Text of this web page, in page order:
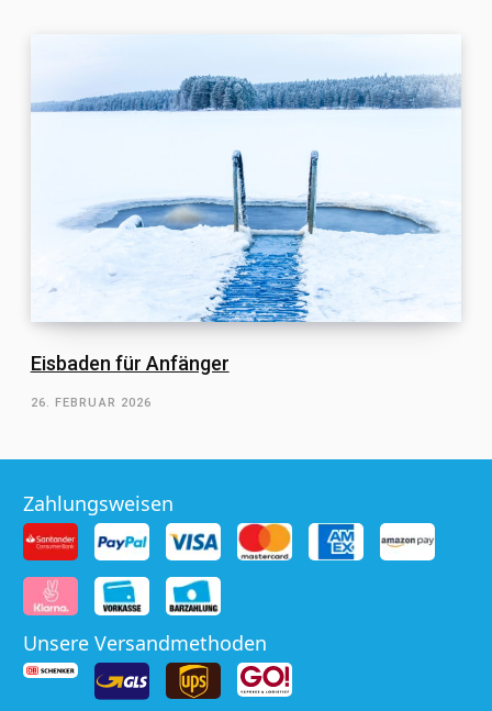
Eisbaden für Anfänger
26. FEBRUAR 2026
Zahlungsweisen
Unsere Versandmethoden